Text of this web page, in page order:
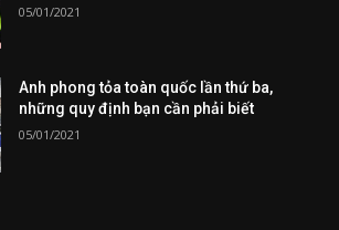
05/01/2021
Anh phong tỏa toàn quốc lần thứ ba,
những quy định bạn cần phải biết
05/01/2021